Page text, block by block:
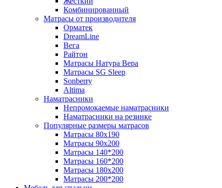
Комбинированный
Матрасы от производителя
Орматек
DreamLine
Вега
Райтон
Матрасы Натура Вера
Матрасы SG Sleep
Sonberry
Altima
Наматрасники
Непромокаемые наматрасники
Наматрасники на резинке
Популярные размеры матрасов
Матрасы 80x190
Матрасы 90x200
Матрасы 140*200
Матрасы 160*200
Матрасы 180x200
Матрасы 200*200